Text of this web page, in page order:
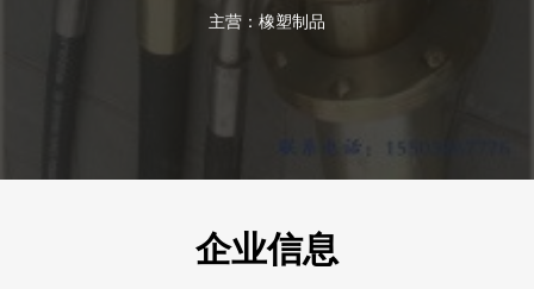
主营：橡塑制品
企业信息